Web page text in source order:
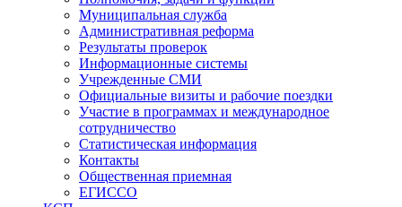
Муниципальная служба
Административная реформа
Результаты проверок
Информационные системы
Учрежденные СМИ
Официальные визиты и рабочие поездки
Участие в программах и международное
сотрудничество
Статистическая информация
Контакты
Общественная приемная
ЕГИССО